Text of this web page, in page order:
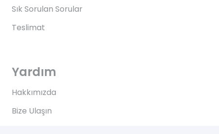
Sık Sorulan Sorular
Teslimat
Yardım
Hakkımızda
Bize Ulaşın